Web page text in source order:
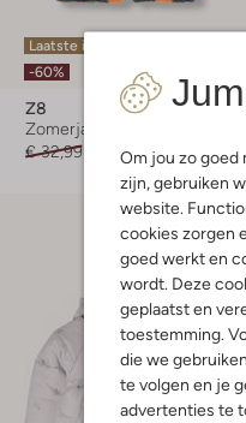
Om jou zo goed
zijn, gebruiken
website.
cookies zorgen
goed werkt en
wordt. Deze
geplaatst en
toestemming.
die we
te volgen en je
advertenties te
Laatste item
-60%
Z8
Zomerjas
€ 32,99
€ 12,99